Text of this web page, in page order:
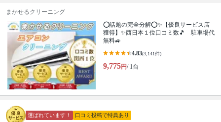
まかせるクリーニング
⭕話題の完全分解⭕✨【優良サービス店
獲得】✨西日本１位口コミ数🎵 駐車場代
無料🚙
4.83(3,141件)
9,775円/ 1台
選ばれています！ 口コミ投稿で特典あり